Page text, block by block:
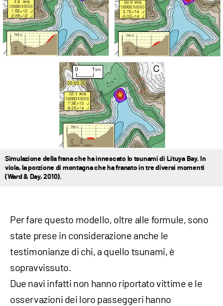
Simulazione della frana che ha innescato lo tsunami di Lituya Bay. In
viola, la porzione di montagna che ha franato in tre diversi momenti
(Ward & Day, 2010).
Per fare questo modello, oltre alle formule, sono
state prese in considerazione anche le
testimonianze di chi, a quello tsunami, è
sopravvissuto.
Due navi infatti non hanno riportato vittime e le
osservazioni dei loro passeggeri hanno